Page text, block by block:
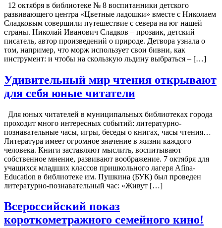
12 октября в библиотеке № 8 воспитанники детского
развивающего центра «Цветные ладошки» вместе с Николаем
Сладковым совершили путешествие с севера на юг нашей
страны. Николай Иванович Сладков – прозаик, детский
писатель, автор произведений о природе. Детвора узнала о
том, например, что морж использует свои бивни, как
инструмент: и чтобы на скользкую льдину выбраться – […]
Удивительный мир чтения открывают
для себя юные читатели
Для юных читателей в муниципальных библиотеках города
проходит много интересных событий: литературно-
познавательные часы, игры, беседы о книгах, часы чтения…
Литература имеет огромное значение в жизни каждого
человека. Книги заставляют мыслить, воспитывают
собственное мнение, развивают воображение. 7 октября для
учащихся младших классов пришкольного лагеря Afina-
Education в библиотеке им. Пушкина (БУК) был проведен
литературно-познавательный час: «Живут […]
Всероссийский показ
короткометражного семейного кино!